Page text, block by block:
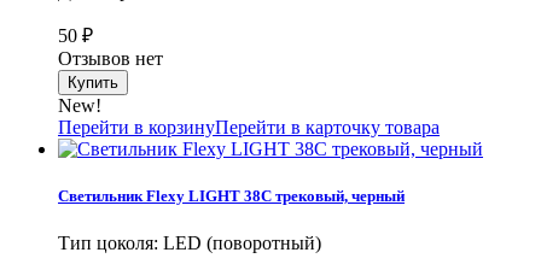
50 ₽
Отзывов нет
New!
Перейти в корзинуПерейти в карточку товара
Светильник Flexy LIGHT 38C трековый, черный
Тип цоколя: LED (поворотный)